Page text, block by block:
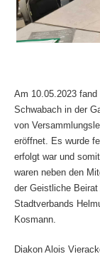
Am 10.05.2023
Schwabach in der
von
eröffnet. Es wurde
erfolgt war und
waren neben den
der Geistliche
Stadtverbands
Kosmann.
Diakon Alois